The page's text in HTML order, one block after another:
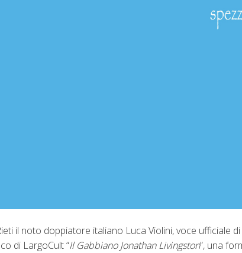
il noto doppiatore italiano Luca Violini, voce ufficiale
di LargoCult “Il Gabbiano Jonathan Livingston”, una